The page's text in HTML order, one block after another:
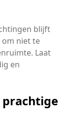
blijft
om niet te
Laat
en
prachtige